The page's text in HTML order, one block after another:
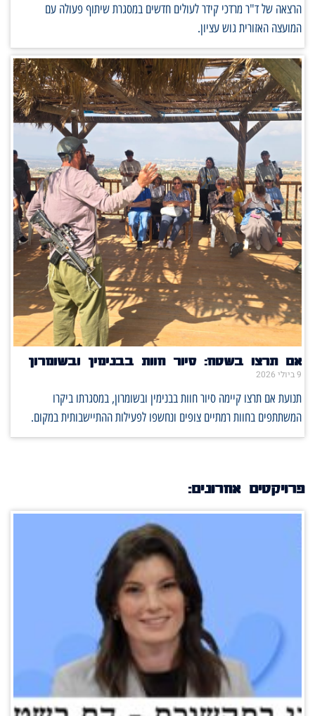
הרצאה של ד"ר מרדכי קידר לעולים חדשים במסגרת שיתוף פעולה עם
המועצה האזורית גוש עציון.
אם תרצו בשטח: סיור חוות בבנימין ובשומרון
9 ביולי 2026
תנועת אם תרצו קיימה סיור חוות בבנימין ובשומרון, במסגרתו ביקרו
המשתתפים בחוות רמתיים צופים ונחשפו לפעילות ההתיישבותית במקום.
פרויקטים אחרונים: